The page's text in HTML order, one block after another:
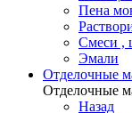
Пена
Смеси ,
Эмали
Отделочные
Отделочные
Назад